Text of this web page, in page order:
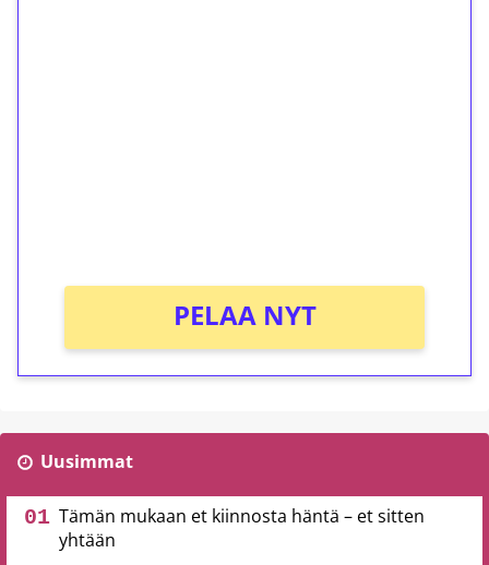
PELAA NYT
Uusimmat
Tämän mukaan et kiinnosta häntä – et sitten
yhtään